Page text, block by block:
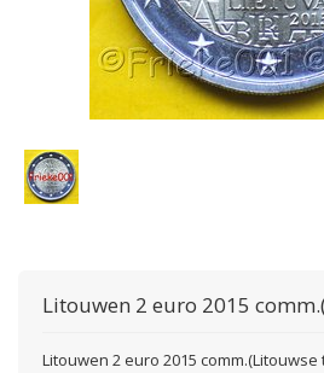
Litouwen 2 euro 2015
Litouwen 2 euro 2015 comm.(Litouwse